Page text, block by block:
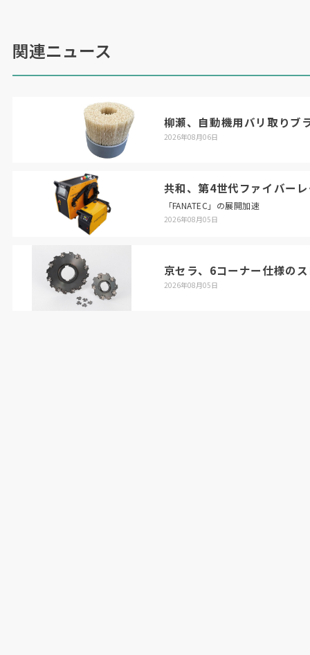
関連ニュース
柳瀬、自動機用バリ取りブ
2026年08月06日
共和、第4世代ファイバー
「FANATEC」の展開加速
2026年08月05日
京セラ、6コーナー仕様の
2026年08月05日